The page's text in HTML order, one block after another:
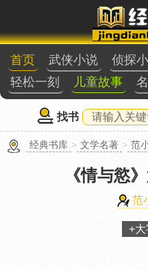
首页 武侠小说 侦探
轻松一刻
儿童故事
找书
经典书库 > 文学名著 > 范
《情与慾》
范
+